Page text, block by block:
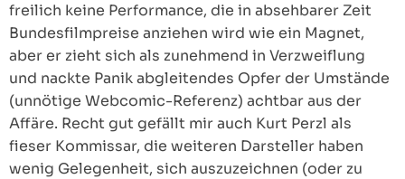
freilich keine Performance, die in absehbarer Zeit
Bundesfilmpreise anziehen wird wie ein Magnet,
aber er zieht sich als zunehmend in Verzweiflung
und nackte Panik abgleitendes Opfer der Umstände
(unnötige Webcomic-Referenz) achtbar aus der
Affäre. Recht gut gefällt mir auch Kurt Perzl als
fieser Kommissar, die weiteren Darsteller haben
wenig Gelegenheit, sich auszuzeichnen (oder zu